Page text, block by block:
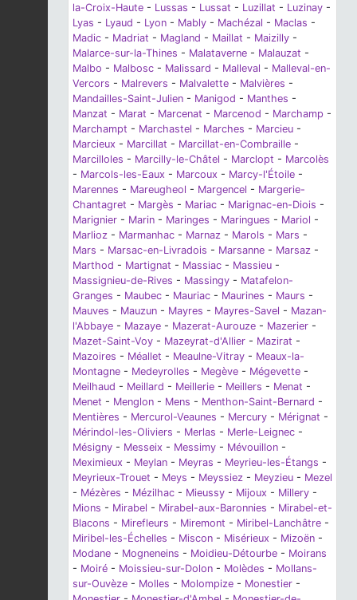
la-Croix-Haute - Lussas - Lussat - Luzillat - Luzinay -
Lyas - Lyaud - Lyon - Mably - Machézal - Maclas -
Madic - Madriat - Magland - Maillat - Maizilly -
Malarce-sur-la-Thines - Malataverne - Malauzat -
Malbo - Malbosc - Malissard - Malleval - Malleval-en-
Vercors - Malrevers - Malvalette - Malvières -
Mandailles-Saint-Julien - Manigod - Manthes -
Manzat - Marat - Marcenat - Marcenod - Marchamp -
Marchampt - Marchastel - Marches - Marcieu -
Marcieux - Marcillat - Marcillat-en-Combraille -
Marcilloles - Marcilly-le-Châtel - Marclopt - Marcolès
- Marcols-les-Eaux - Marcoux - Marcy-l'Étoile -
Marennes - Mareugheol - Margencel - Margerie-
Chantagret - Margès - Mariac - Marignac-en-Diois -
Marignier - Marin - Maringes - Maringues - Mariol -
Marlioz - Marmanhac - Marnaz - Marols - Mars -
Mars - Marsac-en-Livradois - Marsanne - Marsaz -
Marthod - Martignat - Massiac - Massieu -
Massignieu-de-Rives - Massingy - Matafelon-
Granges - Maubec - Mauriac - Maurines - Maurs -
Mauves - Mauzun - Mayres - Mayres-Savel - Mazan-
l'Abbaye - Mazaye - Mazerat-Aurouze - Mazerier -
Mazet-Saint-Voy - Mazeyrat-d'Allier - Mazirat -
Mazoires - Méallet - Meaulne-Vitray - Meaux-la-
Montagne - Medeyrolles - Megève - Mégevette -
Meilhaud - Meillard - Meillerie - Meillers - Menat -
Menet - Menglon - Mens - Menthon-Saint-Bernard -
Mentières - Mercurol-Veaunes - Mercury - Mérignat -
Mérindol-les-Oliviers - Merlas - Merle-Leignec -
Mésigny - Messeix - Messimy - Mévouillon -
Meximieux - Meylan - Meyras - Meyrieu-les-Étangs -
Meyrieux-Trouet - Meys - Meyssiez - Meyzieu - Mezel
- Mézères - Mézilhac - Mieussy - Mijoux - Millery -
Mions - Mirabel - Mirabel-aux-Baronnies - Mirabel-et-
Blacons - Mirefleurs - Miremont - Miribel-Lanchâtre -
Miribel-les-Échelles - Miscon - Misérieux - Mizoën -
Modane - Mogneneins - Moidieu-Détourbe - Moirans
- Moiré - Moissieu-sur-Dolon - Molèdes - Mollans-
sur-Ouvèze - Molles - Molompize - Monestier -